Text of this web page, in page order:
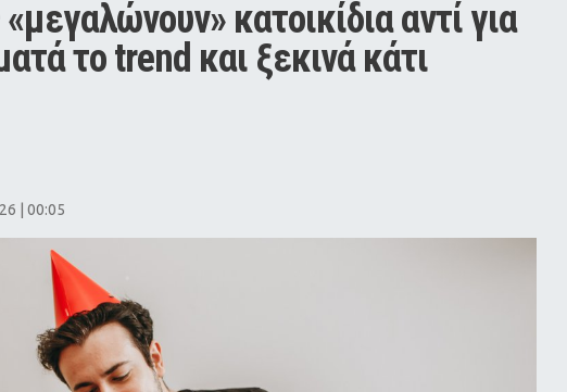
«μεγαλώνουν» κατοικίδια αντί για
το trend και ξεκινά κάτι
| 00:05